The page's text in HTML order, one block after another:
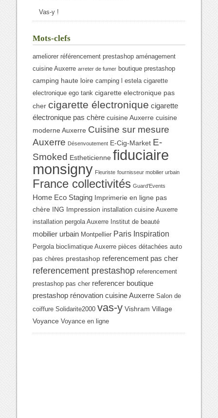
Vas-y !
Mots-clefs
ameliorer référencement prestashop aménagement
cuisine Auxerre arreter de fumer boutique prestashop
camping haute loire camping l estela cigarette
electronique ego tank cigarette electronique pas
cher cigarette électronique cigarette
électronique pas chère cuisine Auxerre cuisine
moderne Auxerre Cuisine sur mesure
Auxerre Désenvoutement E-Cig-Market E-
Smoked Estheticienne fiduciaire
monsigny Fleuriste fournisseur mobilier urbain
France collectivités Guard'Events
Home Eco Staging Imprimerie en ligne pas
chère ING Impression installation cuisine Auxerre
installation pergola Auxerre
Institut de beauté
mobilier urbain Montpellier Paris Inspiration
Pergola bioclimatique Auxerre pièces détachées auto
pas chères prestashop referencement pas cher
referencement prestashop referencement
prestashop pas cher referencer boutique
prestashop rénovation cuisine Auxerre Salon de
coiffure Solidarite2000 vas-y Vishram Village
Voyance Voyance en ligne